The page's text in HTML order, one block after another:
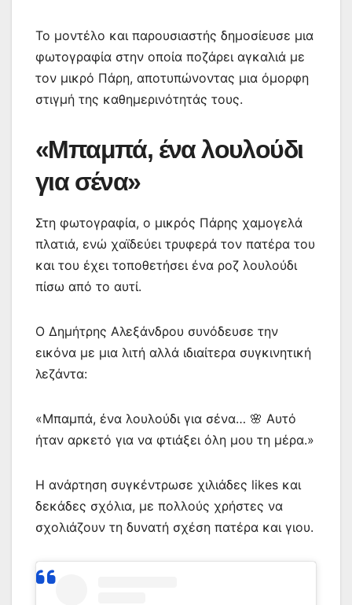
Το μοντέλο και παρουσιαστής δημοσίευσε μια
φωτογραφία στην οποία ποζάρει αγκαλιά με
τον μικρό Πάρη, αποτυπώνοντας μια όμορφη
στιγμή της καθημερινότητάς τους.
«Μπαμπά, ένα λουλούδι
για σένα»
Στη φωτογραφία, ο μικρός Πάρης χαμογελά
πλατιά, ενώ χαϊδεύει τρυφερά τον πατέρα του
και του έχει τοποθετήσει ένα ροζ λουλούδι
πίσω από το αυτί.
Ο Δημήτρης Αλεξάνδρου συνόδευσε την
εικόνα με μια λιτή αλλά ιδιαίτερα συγκινητική
λεζάντα:
«Μπαμπά, ένα λουλούδι για σένα… 🌸 Αυτό
ήταν αρκετό για να φτιάξει όλη μου τη μέρα.»
Η ανάρτηση συγκέντρωσε χιλιάδες likes και
δεκάδες σχόλια, με πολλούς χρήστες να
σχολιάζουν τη δυνατή σχέση πατέρα και γιου.